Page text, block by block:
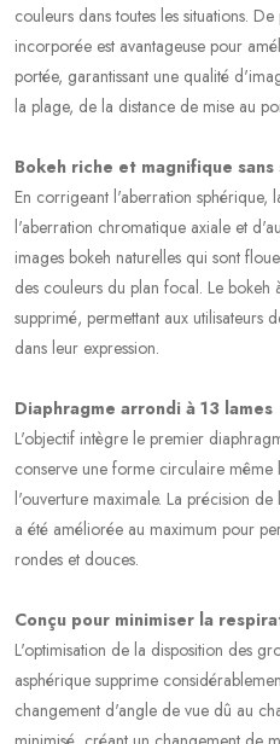
couleurs dans toutes les situations.
incorporée est avantageuse pour
portée, garantissant une qualité
la plage, de la distance de mise au
Bokeh riche et magnifique
En corrigeant l'aberration sphérique,
l'aberration chromatique axiale et
images bokeh naturelles qui sont
des couleurs du plan focal. Le bokeh
supprimé, permettant aux utilisateurs
dans leur expression.
Diaphragme arrondi à 13 lames
L'objectif intègre le premier
conserve une forme circulaire
l'ouverture maximale. La précision
a été améliorée au maximum pour
rondes et douces.
Conçu pour minimiser la
L'optimisation de la disposition des
asphérique supprime
changement d'angle de vue dû au